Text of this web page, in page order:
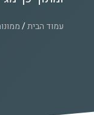
עמוד הבית/